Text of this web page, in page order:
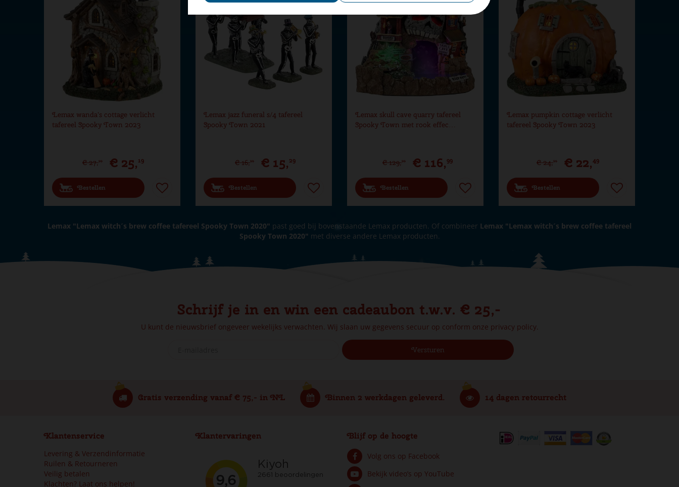
Lemax wanda's cottage verlicht
tafereel Spooky Town 2023
€ 27,99 € 25,19
Bestellen
Lemax jazz funeral s/4 tafereel
Spooky Town 2021
€ 16,99 € 15,29
Bestellen
Lemax skull cave quarry tafereel
Spooky Town met rook effec…
€ 129,99 € 116,99
Bestellen
Lemax pumpkin cottage verlicht
tafereel Spooky Town 2023
€ 24,99 € 22,49
Bestellen
Lemax "Lemax witch´s brew coffee tafereel Spooky Town 2020" past goed bij bovenstaande Lemax producten. Of combineer Lemax "Lemax witch´s brew coffee tafereel
Spooky Town 2020" met diverse andere Lemax producten.
Schrijf je in en win een cadeaubon t.w.v. € 25,-
U kunt de nieuwsbrief ongeveer wekelijks verwachten. Wij slaan uw gegevens secuur op conform onze privacy policy.
Gratis verzending vanaf € 75,- in NL Binnen 2 werkdagen geleverd. 14 dagen retourrecht
Klantenservice
Levering & Verzendinformatie
Ruilen & Retourneren
Veilig betalen
Klachten? Laat ons helpen!
Klantervaringen Blijf op de hoogte
Volg ons op Facebook
Bekijk video’s op YouTube